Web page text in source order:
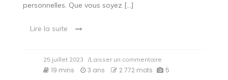
personnelles. Que vous soyez […]
Lire la suite
25 juillet 2023 /Laisser un commentaire
Créer
19 mins 3 ans 2 772 mots 5